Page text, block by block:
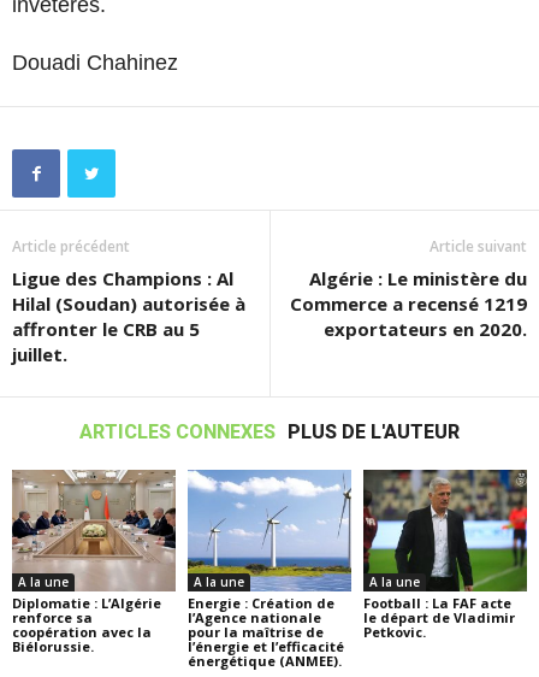
Douadi Chahinez
Article précédent
Ligue des Champions : Al
Hilal (Soudan) autorisée à
affronter le CRB au 5
juillet.
Article suivant
Algérie : Le ministère du
Commerce a recensé 1219
exportateurs en 2020.
ARTICLES CONNEXES PLUS DE L'AUTEUR
A la une
Diplomatie : L’Algérie
renforce sa
coopération avec la
Biélorussie.
A la une
Energie : Création de
l’Agence nationale
pour la maîtrise de
l’énergie et l’efficacité
énergétique (ANMEE).
A la une
Football : La FAF acte
le départ de Vladimir
Petkovic.